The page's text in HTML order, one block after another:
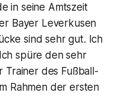
in seine Amtszeit
Bayer Leverkusen
sind sehr gut. Ich
spüre den sehr
Trainer des Fußball-
Rahmen der ersten